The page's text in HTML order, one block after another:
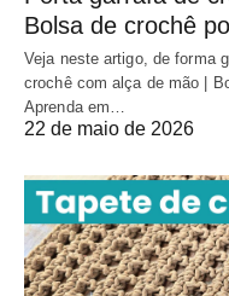
Bolsa de crochê
Veja neste artigo, de forma
crochê com alça de mão |
Aprenda em…
22 de maio de 2026